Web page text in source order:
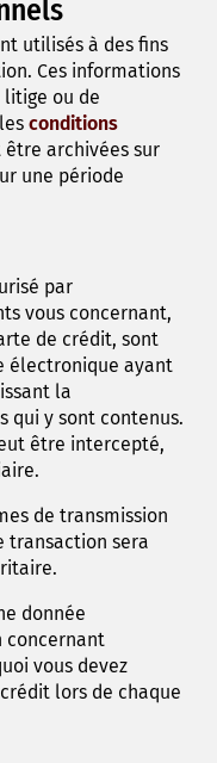
utilisés à des fins
Ces informations
ou de
conditions
être archivées sur
une période
par
vous concernant,
de crédit, sont
électronique ayant
la
qui y sont contenus.
être intercepté,
de transmission
transaction sera
donnée
concernant
vous devez
lors de chaque